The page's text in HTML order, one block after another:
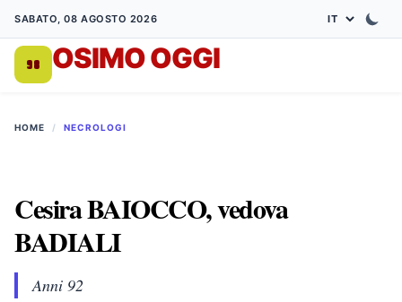
SABATO, 08 AGOSTO 2026
OSIMO OGGI
HOME / NECROLOGI
Cesira BAIOCCO, vedova
BADIALI
Anni 92